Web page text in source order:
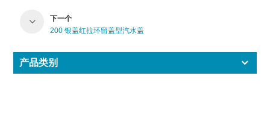
下一个
200 银盖红拉环留盖型汽水盖
产品类别